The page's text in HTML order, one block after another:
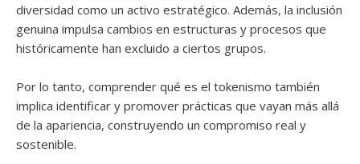
diversidad como un activo estratégico. Además, la inclusión
genuina impulsa cambios en estructuras y procesos que
históricamente han excluido a ciertos grupos.
Por lo tanto, comprender qué es el tokenismo también
implica identificar y promover prácticas que vayan más allá
de la apariencia, construyendo un compromiso real y
sostenible.